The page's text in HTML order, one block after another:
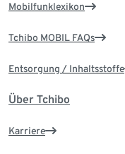
Mobilfunklexikon
Tchibo MOBIL FAQs
Entsorgung / Inhaltsstoffe
Über Tchibo
Karriere